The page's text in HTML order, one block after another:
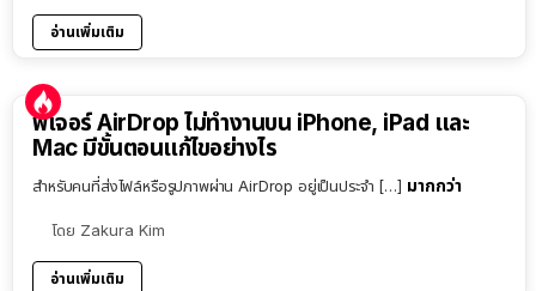
อ่านเพิ่มเติม
ฟีเจอร์ AirDrop ไม่ทำงานบน iPhone, iPad และ
Mac มีขั้นตอนแก้ไขอย่างไร
สำหรับคนที่ส่งไฟล์หรือรูปภาพผ่าน AirDrop อยู่เป็นประจำ […] มากกว่า
โดย Zakura Kim
อ่านเพิ่มเติม